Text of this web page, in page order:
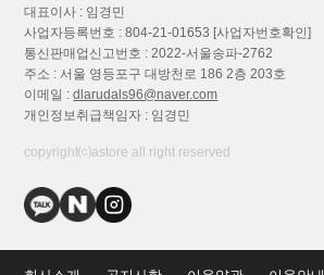
대표이사 : 임경민
사업자등록번호 : 804-21-01653 [사업자번호확인]
통신판매업신고번호 : 2022-서울송파-2762
주소 : 서울 영등포구 대방천로 186 2층 203호
이메일 :dlarudals96@naver.com
개인정보취급책임자 : 임경민
copyright⒞astore all right reserved